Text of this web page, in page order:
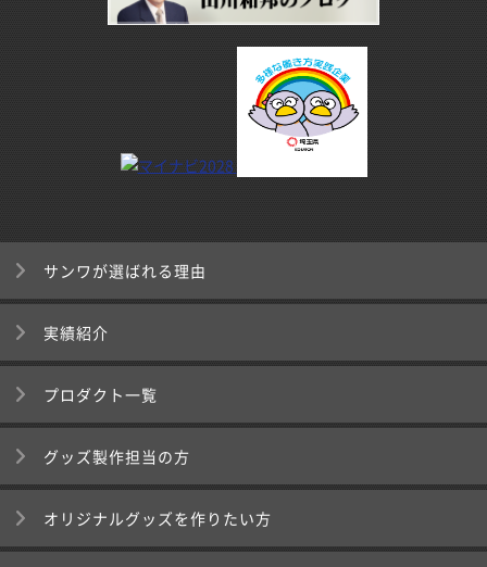
サンワが選ばれる理由
実績紹介
プロダクト一覧
グッズ製作担当の方
オリジナルグッズを作りたい方